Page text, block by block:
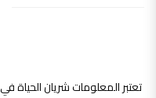
تعتبر المعلومات شريان الحياة